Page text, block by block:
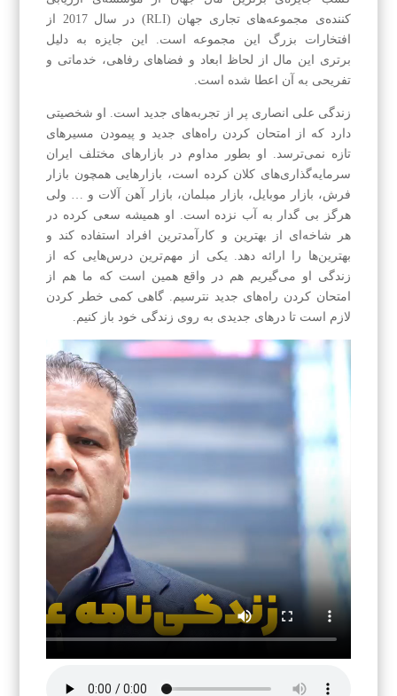
کننده‌ی مجموعه‌های تجاری جهان (RLI) در سال 2017 از
افتخارات بزرگ این مجموعه است. این جایزه به دلیل
برتری این مال از لحاظ ابعاد و فضاهای رفاهی، خدماتی و
تفریحی به آن اعطا شده است.
زندگی علی انصاری پر از تجربه‌های جدید است. او شخصیتی
دارد که از امتحان کردن راه‌های جدید و پیمودن مسیرهای
تازه نمی‌ترسد. او بطور‌ مداوم در بازارهای مختلف ایران
سرمایه‌گذاری‌های کلان کرده است، بازارهایی همچون بازار
فرش، بازار موبایل، بازار مبلمان، بازار آهن آلات و … ولی
هرگز بی گدار به آب نزده است. او همیشه سعی کرده در
هر شاخه‌ای از بهترین و کارآمدترین افراد استفاده کند و
بهترین‌ها را ارائه دهد. یکی از مهم‌ترین درس‌هایی که از
زندگی او می‌گیریم هم در واقع همین است که ما هم از
امتحان کردن راه‌های جدید نترسیم. گاهی کمی خطر کردن
لازم است تا درهای جدیدی به روی زندگی خود باز کنیم.